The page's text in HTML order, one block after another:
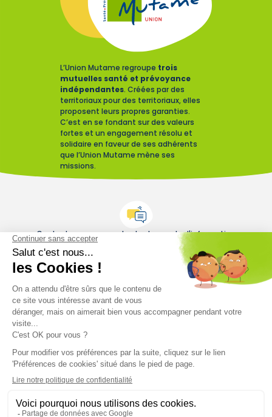
L’Union Mutame regroupe trois
mutuelles santé et prévoyance
indépendantes. Créées par des
territoriaux pour des territoriaux, elles
proposent leurs propres garanties.
C’est en se fondant sur des valeurs
fortes et un engagement résolu et
solidaire en faveur de ses adhérents
que l’Union Mutame mène ses
missions.
Contactez-nous pour toute demande d'information
Restez informés sur le monde mutualiste
Nos actualités
Nos magazines